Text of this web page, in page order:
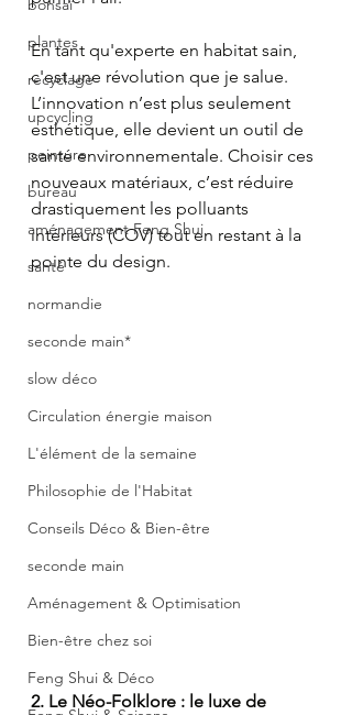
bonsaï
plantes
recyclage
upcycling
peinture
bureau
aménagement Feng Shui
santé
normandie
seconde main*
slow déco
Circulation énergie maison
L'élément de la semaine
Philosophie de l'Habitat
Conseils Déco & Bien-être
seconde main
Aménagement & Optimisation
Bien-être chez soi
Feng Shui & Déco
En tant qu'experte en habitat sain,
c'est une révolution que je salue.
L’innovation n’est plus seulement
esthétique, elle devient un outil de
santé environnementale. Choisir ces
nouveaux matériaux, c’est réduire
drastiquement les polluants
intérieurs (COV) tout en restant à la
pointe du design.
2. Le Néo-Folklore : le luxe de